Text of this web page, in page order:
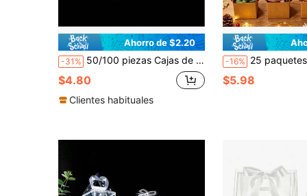
Ahorro de $2.20
-31% 50/100 piezas Cajas de regalo de almohada transparentes de PVC, cajas de embalaje transparentes para cumpleaños, boda, fiesta
$4.80
Clientes habituales
-16% 25 paquetes de bolsas de embalaje para plantas suculentas, cajas de regalo de papel kraft pequeñas para plantas
$5.98